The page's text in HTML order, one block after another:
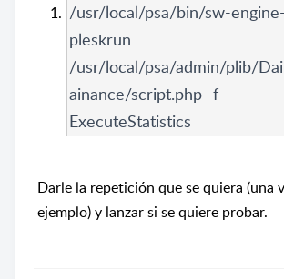
/usr/local/psa/bin/sw-engine-
pleskrun
/usr/local/psa/admin/plib/
ainance/script.php -f
ExecuteStatistics
Darle la repetición que se quiera (una
ejemplo) y lanzar si se quiere probar.